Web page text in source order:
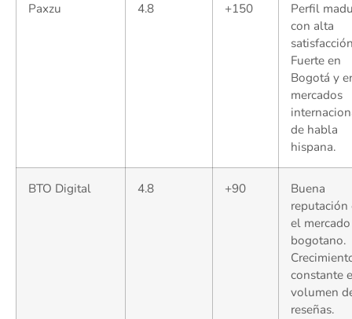
Paxzu 4.8 +150
Perfil
con alta
Fuerte en
Bogotá y
mercados
de habla
hispana.
BTO Digital 4.8 +90
Buena
reputación
el mercado
bogotano.
constante
volumen
reseñas.